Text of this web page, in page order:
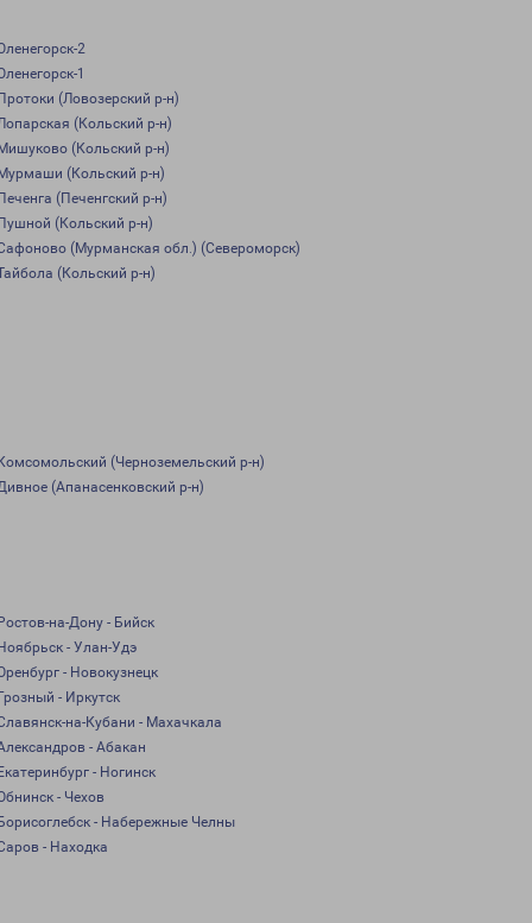
2
1
(Ловозерский р-н)
(Кольский р-н)
(Кольский р-н)
(Кольский р-н)
(Печенгский р-н)
(Кольский р-н)
(Мурманская обл.) (Североморск)
(Кольский р-н)
(Черноземельский р-н)
(Апанасенковский р-н)
на-Дону - Бийск
- Улан-Удэ
- Новокузнецк
- Иркутск
на-Кубани - Махачкала
- Абакан
- Ногинск
- Чехов
- Набережные Челны
- Находка